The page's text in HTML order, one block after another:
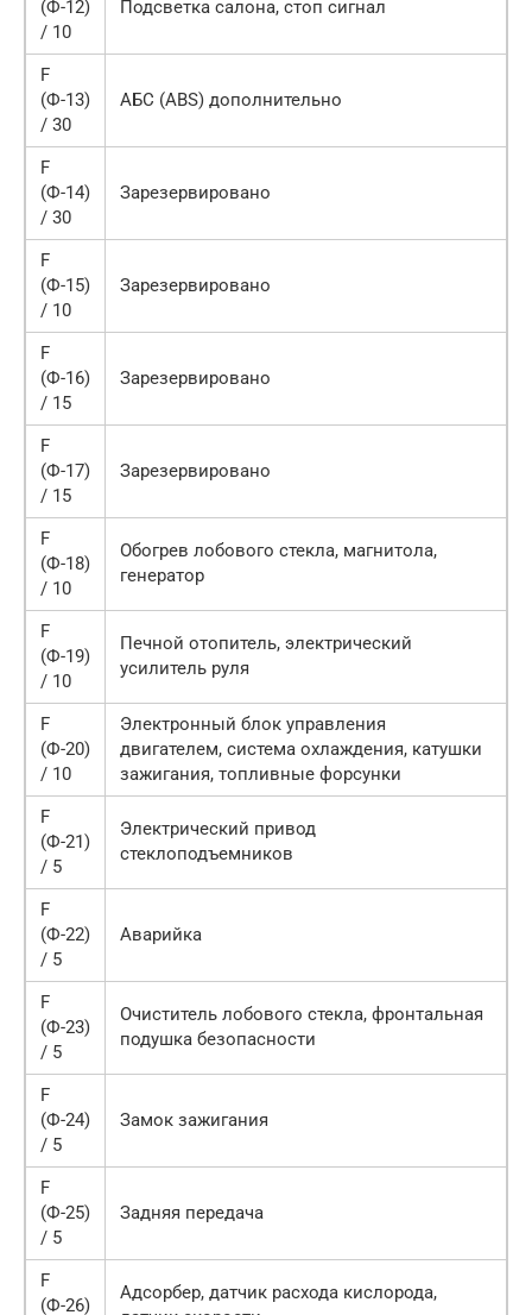
(Ф-12)
/ 10
Подсветка салона, стоп сигнал
F
(Ф-13)
/ 30
АБС (ABS) дополнительно
F
(Ф-14)
/ 30
Зарезервировано
F
(Ф-15)
/ 10
Зарезервировано
F
(Ф-16)
/ 15
Зарезервировано
F
(Ф-17)
/ 15
Зарезервировано
F
(Ф-18)
/ 10
Обогрев лобового стекла, магнитола,
генератор
F
(Ф-19)
/ 10
Печной отопитель, электрический
усилитель руля
F
(Ф-20)
/ 10
Электронный блок управления
двигателем, система охлаждения, катушки
зажигания, топливные форсунки
F
(Ф-21)
/ 5
Электрический привод
стеклоподъемников
F
(Ф-22)
/ 5
Аварийка
F
(Ф-23)
/ 5
Очиститель лобового стекла, фронтальная
подушка безопасности
F
(Ф-24)
/ 5
Замок зажигания
F
(Ф-25)
/ 5
Задняя передача
F
(Ф-26)
Адсорбер, датчик расхода кислорода,